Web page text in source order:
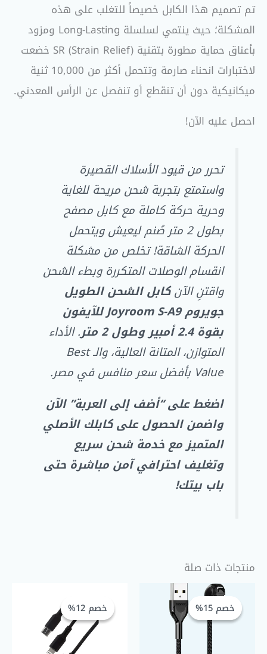
تم تصميم هذا الكابل خصيصاً للتغلب على هذه
المشكلة؛ حيث ينتمي لسلسلة Long-Lasting ومزود
بأعناق حماية مطورة بتقنية SR (Strain Relief) خضعت
لاختبارات انحناء صارمة وتتحمل أكثر من 10,000 ثنية
ميكانيكية دون أن تنقطع أو تنفصل عن الرأس المعدني.
احصل عليه الآن!
تحرر من قيود الأسلاك القصيرة
واستمتع بتجربة شحن مريحة للغاية
وحرية حركة كاملة مع كابل مصفح
بطول 2 متر صُنم ليعيش ويتحمل
الحركة الشاقة! تخلص من مشكلة
انقسام الوصلات المتكررة وبطء الشحن
واقتنِ الآنكابل الشحن الطويل
جويروم Joyroom S-A9 للآيفون
بقوة 2.4 أمبير وطول 2 متر
. الأداء
المتوازن، المتانة العالية، والـ Best
Value بأفضل سعر منافس في مصر.
اضغط على “أضف إلى العربة” الآن
واضمن الحصول على كابلك الأصلي
المتميز مع خدمة شحن سريع
وتغليف احترافي آمن مباشرة حتى
باب بيتك!
منتجات ذات صلة
خصم 15%
خصم 15%
السعر
الأصلي
هو:
EGP 100,00.
السعر
الحالي
هو:
EGP 85,00.
خصم 12%
خصم 12%
130,00.
115,00.